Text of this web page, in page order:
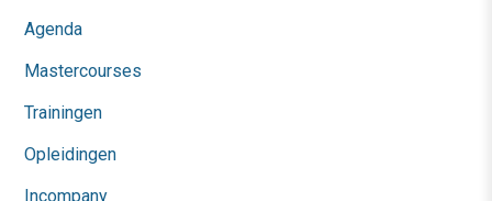
Agenda
Mastercourses
Trainingen
Opleidingen
Incompany